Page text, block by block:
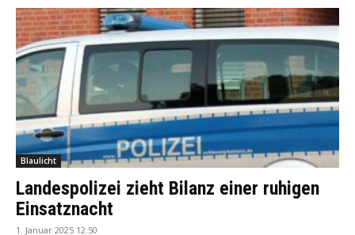
Blaulicht
Landespolizei zieht Bilanz einer ruhigen
Einsatznacht
1. Januar 2025 12:50